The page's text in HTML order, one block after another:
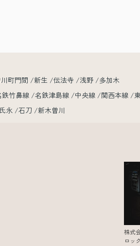
町門間 新生 伝法寺 浅野
多加木
鉄竹鼻線 名鉄津島線 中央線 関西本線
永 石刀 新木曽川
株式
ロッ